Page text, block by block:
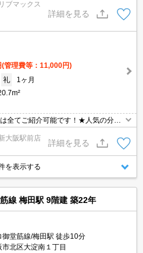
介可能です！
ブマックス
詳細を見る
(管理費等：11,000円)
礼
1ヶ月
全てご紹介可能です！★人気の分譲
能です。★家具家電付物件です★
大阪駅前店
詳細を見る
を表示する
線 梅田駅 9階建 築22年
御堂筋線/梅田駅 徒歩10分
北区大淀南１丁目